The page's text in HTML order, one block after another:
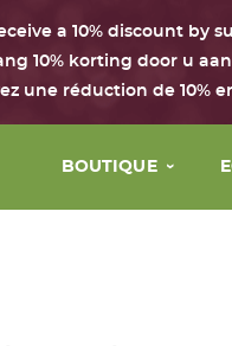
a 10% discount by
10% korting door u
une réduction de 10%
BOUTIQUE